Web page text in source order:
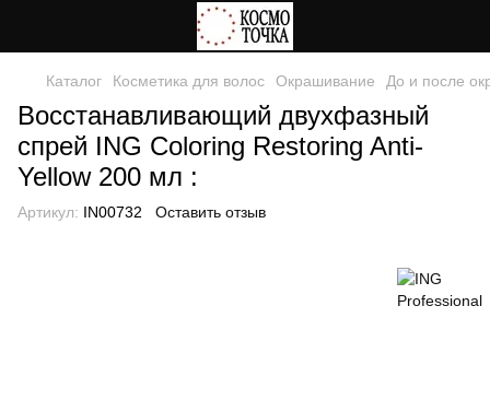
Каталог Косметика для волос Окрашивание До и после
Восстанавливающий двухфазный
спрей ING Coloring Restoring Anti-
Yellow 200 мл :
Артикул: IN00732 Оставить отзыв